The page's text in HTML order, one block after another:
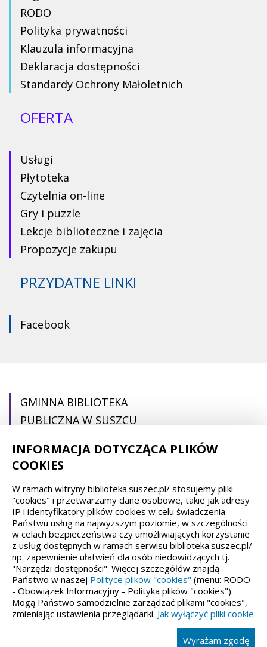
RODO
Polityka prywatności
Klauzula informacyjna
Deklaracja dostępności
Standardy Ochrony Małoletnich
OFERTA
Usługi
Płytoteka
Czytelnia on-line
Gry i puzzle
Lekcje biblioteczne i zajęcia
Propozycje zakupu
PRZYDATNE LINKI
Facebook
GMINNA BIBLIOTEKA
PUBLICZNA W SUSZCU
pl. Ogrodowa 22
43-267 Suszec
(32) 44 88 692
gbp@suszec.pl
gbpsuszec@gmail.com
Spełniamy standardy dostępności oraz W3C
Wykonanie, obługa, opieka: Interaktywna Polska
INFORMACJA DOTYCZĄCA PLIKÓW
COOKIES
W ramach witryny biblioteka.suszec.pl/ stosujemy pliki
"cookies" i przetwarzamy dane osobowe, takie jak adresy
IP i identyfikatory plików cookies w celu świadczenia
Państwu usług na najwyższym poziomie, w szczególności
w celach bezpieczeństwa czy umożliwiających korzystanie
z usług dostępnych w ramach serwisu biblioteka.suszec.pl/
np. zapewnienie ułatwień dla osób niedowidzących tj.
"Narzędzi dostępności". Więcej szczegółów znajdą
Państwo w naszej Polityce plików "cookies" (menu: RODO
- Obowiązek Informacyjny - Polityka plików "cookies").
Mogą Państwo samodzielnie zarządzać plikami "cookies",
zmieniając ustawienia przeglądarki. Jak wyłączyć pliki cookie
Wyrażam zgodę